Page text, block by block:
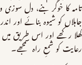
تامہ کا خوگر بنے، دل سوزی
جاہلاں کو شیوہ بنائے
کھلا رکھے اور اس طریق میں
رعایت کو شمعِ راہ سمجھے۔